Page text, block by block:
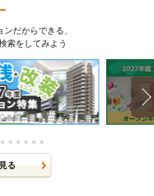
だからできる、
索をしてみよう
る